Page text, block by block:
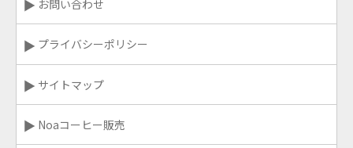
お問い合わせ
プライバシーポリシー
サイトマップ
Noaコーヒー販売